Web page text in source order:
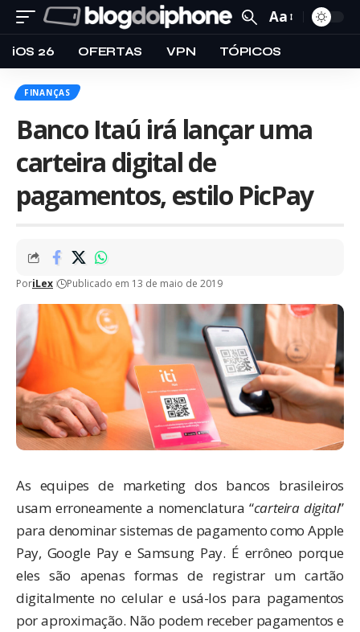
Aa
iOS 26 OFERTAS VPN TÓPICOS
FINANÇAS
Banco Itaú irá lançar uma
carteira digital de
pagamentos, estilo PicPay
PoriLex Publicado em 13 de maio de 2019
As equipes de marketing dos bancos brasileiros
usam erroneamente a nomenclatura “carteira digital”
para denominar sistemas de pagamento como Apple
Pay, Google Pay e Samsung Pay. É errôneo porque
eles são apenas formas de registrar um cartão
digitalmente no celular e usá-los para pagamentos
por aproximação. Não podem receber pagamentos e